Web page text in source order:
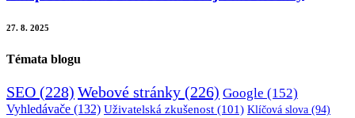
27. 8. 2025
Témata blogu
SEO (228) Webové stránky (226) Google (152)
Vyhledávače (132) Uživatelská zkušenost (101) Klíčová slova (94)